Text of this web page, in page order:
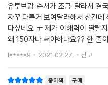
해와 닮은 해바라기
나무야 나무야
Part 4. 탈것
부릉부릉 자동차
애앵애앵 소방차 출동!
유투브랑 순서가 조금 달라서 결
자꾸 다른거 보여달라해서 산건
다싶네요 ㅜ 제가 이해력이 딸릴
왜 150자나 써야하나요?? 한 줄
안쓸려고했는데 아쉬워서 다른분
l*****9 2021.02.27. 신고
종이책 구매